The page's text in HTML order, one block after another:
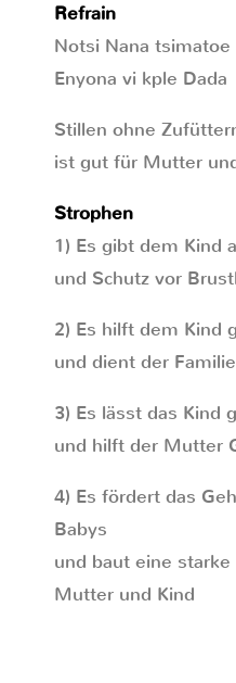
Refrain
Notsi Nana tsimatoe
Enyona vi kple Dada
Stillen ohne
ist gut für Mutter
Strophen
1) Es gibt dem Kind
und Schutz vor
2) Es hilft dem Kind
und dient der
3) Es lässt das Kind
und hilft der Mutter
4) Es fördert das
Babys
und baut eine
Mutter und Kind